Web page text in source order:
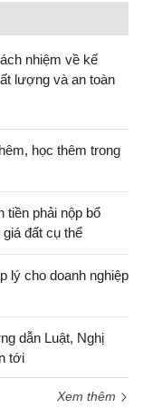
nhiệm về kế
lượng và an toàn
học thêm trong
tiền phải nộp bổ
đất cụ thể
lý cho doanh nghiệp
dẫn Luật, Nghị
tới
Xem thêm